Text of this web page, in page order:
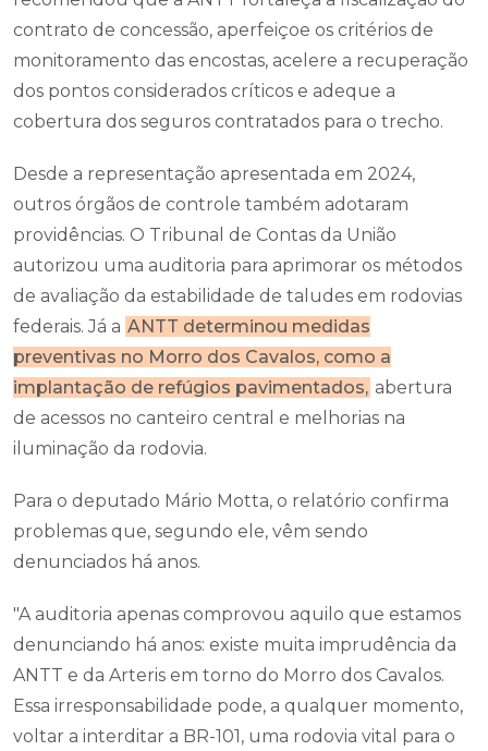
contrato de concessão, aperfeiçoe os critérios de
monitoramento das encostas, acelere a recuperação
dos pontos considerados críticos e adeque a
cobertura dos seguros contratados para o trecho.
Desde a representação apresentada em 2024,
outros órgãos de controle também adotaram
providências. O Tribunal de Contas da União
autorizou uma auditoria para aprimorar os métodos
de avaliação da estabilidade de taludes em rodovias
federais. Já a ANTT determinou medidas
preventivas no Morro dos Cavalos, como a
implantação de refúgios pavimentados, abertura
de acessos no canteiro central e melhorias na
iluminação da rodovia.
Para o deputado Mário Motta, o relatório confirma
problemas que, segundo ele, vêm sendo
denunciados há anos.
"A auditoria apenas comprovou aquilo que estamos
denunciando há anos: existe muita imprudência da
ANTT e da Arteris em torno do Morro dos Cavalos.
Essa irresponsabilidade pode, a qualquer momento,
voltar a interditar a BR-101, uma rodovia vital para o